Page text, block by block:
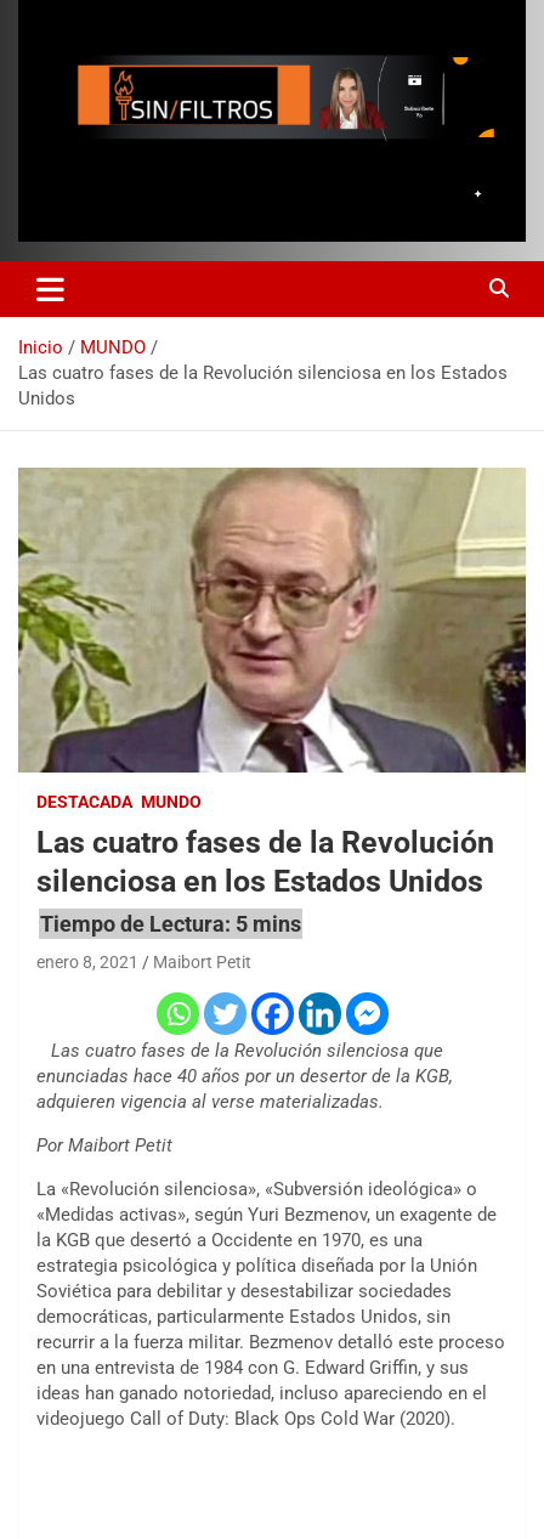
Inicio
MUNDO
Las cuatro fases de la Revolución silenciosa en los Estados
Unidos
DESTACADA MUNDO
Las cuatro fases de la Revolución
silenciosa en los Estados Unidos
enero 8, 2021 Maibort Petit
Las cuatro fases de la Revolución silenciosa que
enunciadas hace 40 años por un desertor de la KGB,
adquieren vigencia al verse materializadas.
Por Maibort Petit
La «Revolución silenciosa», «Subversión ideológica» o
«Medidas activas», según Yuri Bezmenov, un exagente de
la KGB que desertó a Occidente en 1970, es una
estrategia psicológica y política diseñada por la Unión
Soviética para debilitar y desestabilizar sociedades
democráticas, particularmente Estados Unidos, sin
recurrir a la fuerza militar. Bezmenov detalló este proceso
en una entrevista de 1984 con G. Edward Griffin, y sus
ideas han ganado notoriedad, incluso apareciendo en el
videojuego Call of Duty: Black Ops Cold War (2020).